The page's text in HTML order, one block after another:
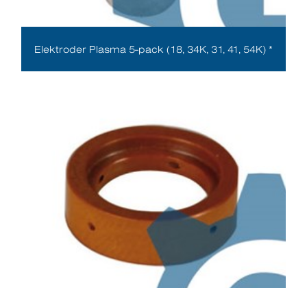
Elektroder Plasma 5-pack (18, 34K, 31, 41, 54K) *